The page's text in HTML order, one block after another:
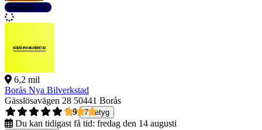
Detaljer
6,2 mil
Borås Nya Bilverkstad
Gässlösavägen 28 50441 Borås
2,9
7 betyg
Du kan tidigast få tid: fredag den 14 augusti